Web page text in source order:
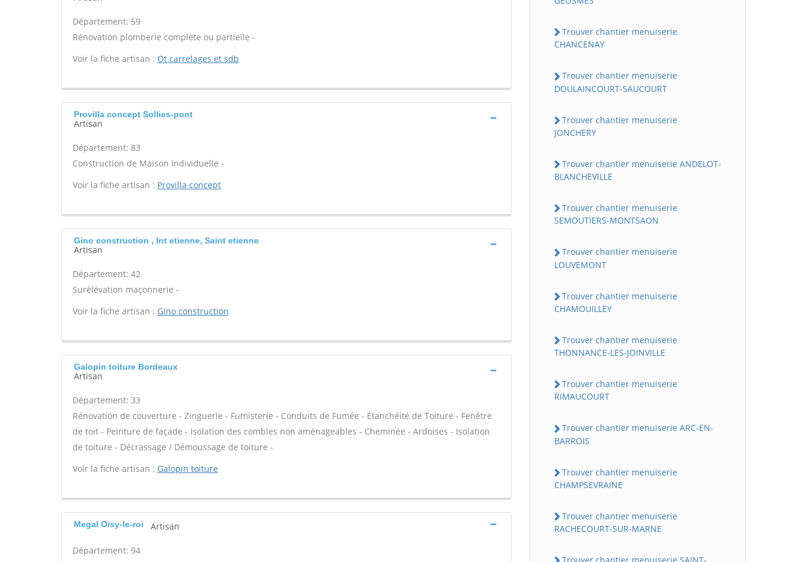
Département: 59
Rénovation plomberie complète ou partielle -
Voir la fiche artisan : Ot carrelages et sdb
Provilla concept Sollies-pont
Artisan
Département: 83
Construction de Maison Individuelle -
Voir la fiche artisan : Provilla concept
Gino construction , Int etienne, Saint etienne
Artisan
Département: 42
Surélévation maçonnerie -
Voir la fiche artisan : Gino construction
Galopin toiture Bordeaux
Artisan
Département: 33
Rénovation de couverture - Zinguerie - Fumisterie - Conduits de Fumée - Étanchéité de Toiture - Fenêtre
de toit - Peinture de façade - Isolation des combles non aménageables - Cheminée - Ardoises - Isolation
de toiture - Décrassage / Démoussage de toiture -
Voir la fiche artisan : Galopin toiture
Megal Oisy-le-roi Artisan
Département: 94
Trouver chantier menuiserie
CHANCENAY
Trouver chantier menuiserie
DOULAINCOURT-SAUCOURT
Trouver chantier menuiserie
JONCHERY
Trouver chantier menuiserie ANDELOT-
BLANCHEVILLE
Trouver chantier menuiserie
SEMOUTIERS-MONTSAON
Trouver chantier menuiserie
LOUVEMONT
Trouver chantier menuiserie
CHAMOUILLEY
Trouver chantier menuiserie
THONNANCE-LES-JOINVILLE
Trouver chantier menuiserie
RIMAUCOURT
Trouver chantier menuiserie ARC-EN-
BARROIS
Trouver chantier menuiserie
CHAMPSEVRAINE
Trouver chantier menuiserie
RACHECOURT-SUR-MARNE